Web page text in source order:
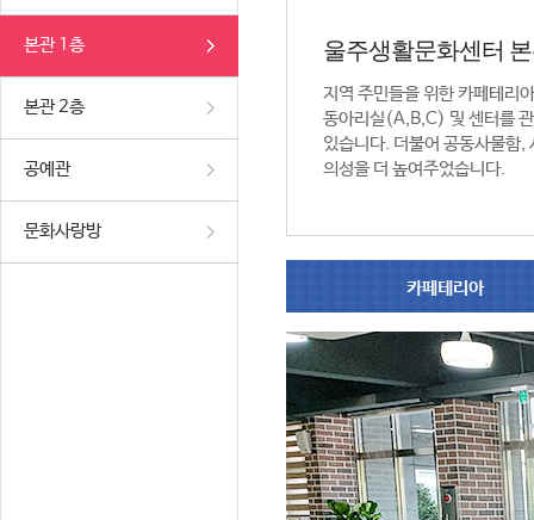
본관 1층
본관 2층
공예관
문화사랑방
울주생활문화센터
지역 주민들을 위한 카페테리
동아리실(A,B,C) 및 센터를
있습니다. 더불어 공동사물함,
의성을 더 높여주었습니다.
카페테리아